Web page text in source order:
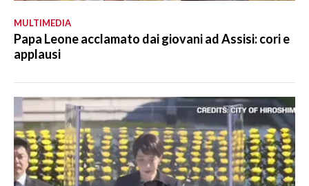
MULTIMEDIA
Papa Leone acclamato dai giovani ad Assisi: cori e
applausi